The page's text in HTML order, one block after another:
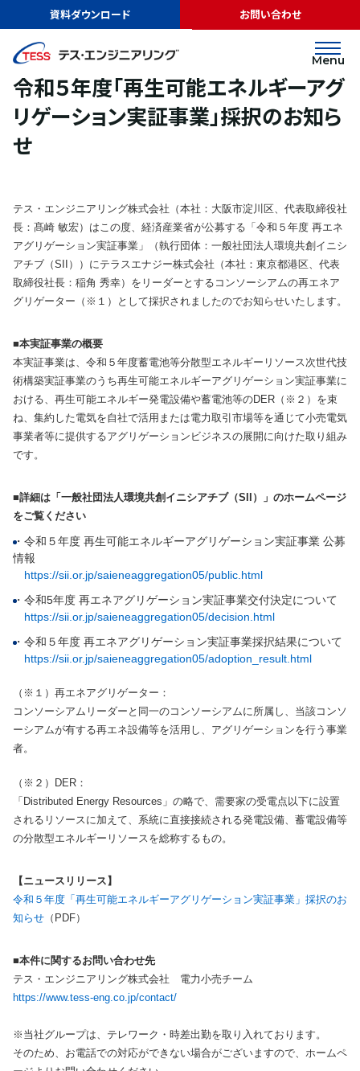
資料ダウンロード お問い合わせ
Menu
ニュース
令和５年度「再生可能エネルギーアグリゲーション実証事
業」採択のお知らせ
リリース
2023.06.29
令和５年度「再生可能エネルギーアグ
リゲーション実証事業」採択のお知ら
せ
テス・エンジニアリング株式会社（本社：大阪市淀川区、代表取締役社
長：髙崎 敏宏）はこの度、経済産業省が公募する「令和５年度 再エネ
アグリゲーション実証事業」（執行団体：一般社団法人環境共創イニシ
アチブ（SII））にテラスエナジー株式会社（本社：東京都港区、代表
取締役社長：稲角 秀幸）をリーダーとするコンソーシアムの再エネア
グリゲーター（※１）として採択されましたのでお知らせいたします。
■本実証事業の概要
本実証事業は、令和５年度蓄電池等分散型エネルギーリソース次世代技
術構築実証事業のうち再生可能エネルギーアグリゲーション実証事業に
おける、再生可能エネルギー発電設備や蓄電池等のDER（※２）を束
ね、集約した電気を自社で活用または電力取引市場等を通じて小売電気
事業者等に提供するアグリゲーションビジネスの展開に向けた取り組み
です。
■詳細は「一般社団法人環境共創イニシアチブ（SII）」のホームページ
をご覧ください
・令和５年度 再生可能エネルギーアグリゲーション実証事業 公募
情報
https://sii.or.jp/saieneaggregation05/public.html
・令和5年度 再エネアグリゲーション実証事業交付決定について
https://sii.or.jp/saieneaggregation05/decision.html
・令和５年度 再エネアグリゲーション実証事業採択結果について
https://sii.or.jp/saieneaggregation05/adoption_result.html
（※１）再エネアグリゲーター：
コンソーシアムリーダーと同一のコンソーシアムに所属し、当該コンソ
ーシアムが有する再エネ設備等を活用し、アグリゲーションを行う事業
者。
（※２）DER：
「Distributed Energy Resources」の略で、需要家の受電点以下に設置
されるリソースに加えて、系統に直接接続される発電設備、蓄電設備等
の分散型エネルギーリソースを総称するもの。
【ニュースリリース】
令和５年度「再生可能エネルギーアグリゲーション実証事業」採択のお
知らせ （PDF）
■本件に関するお問い合わせ先
テス・エンジニアリング株式会社 電力小売チーム
https://www.tess-eng.co.jp/contact/
※当社グループは、テレワーク・時差出勤を取り入れております。
そのため、お電話での対応ができない場合がございますので、ホームペ